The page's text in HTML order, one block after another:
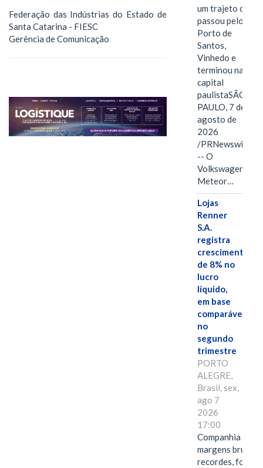
Federação das Indústrias do Estado de
Santa Catarina - FIESC
Gerência de Comunicação
um trajeto que
passou pelo
Porto de
Santos,
Vinhedo e
terminou na
capital
paulistaSÃO
PAULO, 7 de
agosto de
2026
/PRNewswire/
-- O
Volkswagen
Meteor…
Lojas
Renner
S.A.
registra
crescimento
de 8% no
lucro
líquido,
em base
comparável,
no
segundo
trimestre
PORTO
ALEGRE,
Brasil, sex,
ago 7
2026
17:00
Companhia
margens brutas
recordes,